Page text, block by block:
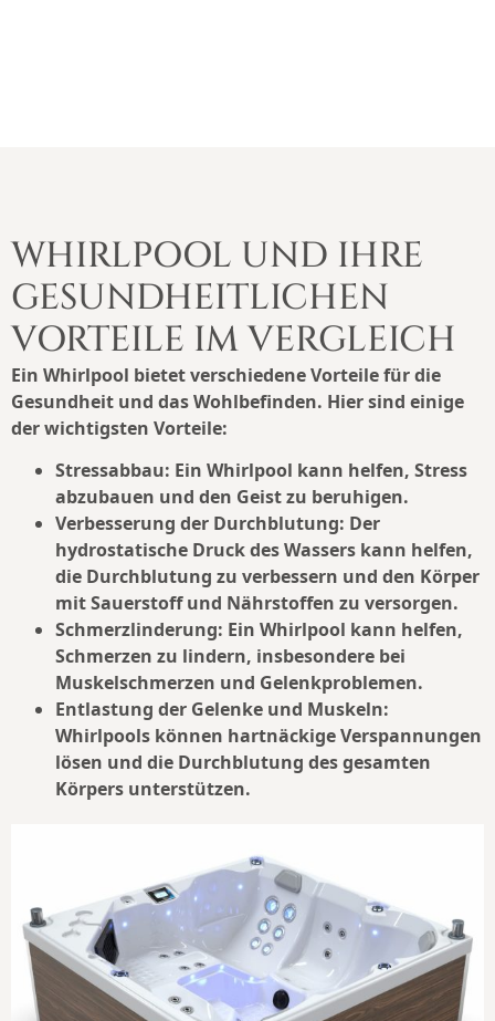
WHIRLPOOL UND IHRE
GESUNDHEITLICHEN
VORTEILE IM VERGLEICH
Ein Whirlpool bietet verschiedene Vorteile für die
Gesundheit und das Wohlbefinden. Hier sind einige
der wichtigsten Vorteile:
Stressabbau: Ein Whirlpool kann helfen, Stress
abzubauen und den Geist zu beruhigen.
Verbesserung der Durchblutung: Der
hydrostatische Druck des Wassers kann helfen,
die Durchblutung zu verbessern und den Körper
mit Sauerstoff und Nährstoffen zu versorgen.
Schmerzlinderung: Ein Whirlpool kann helfen,
Schmerzen zu lindern, insbesondere bei
Muskelschmerzen und Gelenkproblemen.
Entlastung der Gelenke und Muskeln:
Whirlpools können hartnäckige Verspannungen
lösen und die Durchblutung des gesamten
Körpers unterstützen.